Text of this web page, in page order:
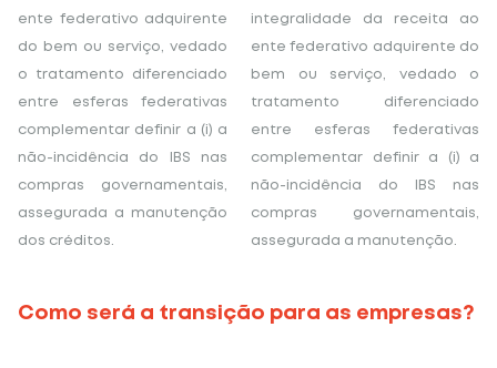
ente federativo adquirente
do bem ou serviço, vedado
o tratamento diferenciado
entre esferas federativas
complementar definir a (i) a
não-incidência do IBS nas
compras governamentais,
assegurada a manutenção
dos créditos.
integralidade da receita ao
ente federativo adquirente do
bem ou serviço, vedado o
tratamento diferenciado
entre esferas federativas
complementar definir a (i) a
não-incidência do IBS nas
compras governamentais,
assegurada a manutenção.
Como será a transição para as empresas?